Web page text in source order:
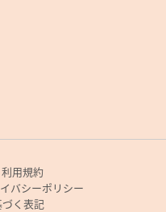
利用規約
バシーポリシー
く表記